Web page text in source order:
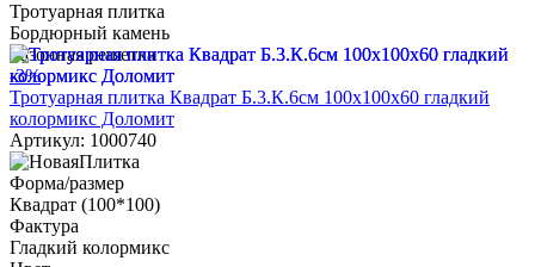
Тротуарная плитка
Бордюрный камень
Газонная решетка
-3%
Тротуарная плитка Квадрат Б.3.К.6см 100х100х60 гладкий
колормикс Доломит
Артикул: 1000740
Форма/размер
Квадрат (100*100)
Фактура
Гладкий колормикс